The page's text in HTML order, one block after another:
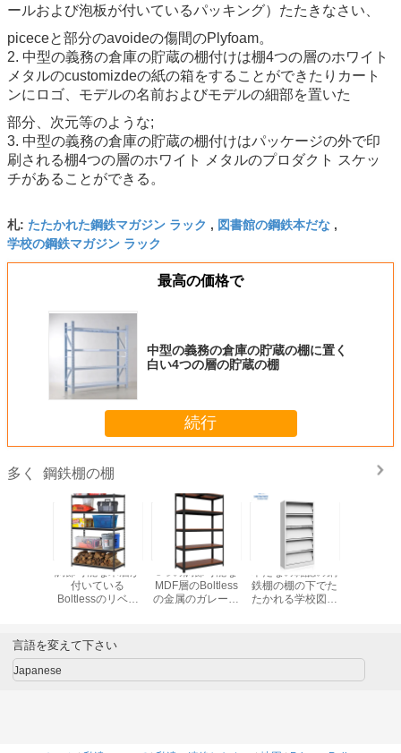
ールおよび泡板が付いているパッキング）たたきなさい、
piceceと部分のavoideの傷間のPlyfoam。
2. 中型の義務の倉庫の貯蔵の棚付けは棚4つの層のホワイト
メタルのcustomizdeの紙の箱をすることができたりカート
ンにロゴ、モデルの名前およびモデルの細部を置いた
部分、次元等のような;
3. 中型の義務の倉庫の貯蔵の棚付けはパッケージの外で印
刷される棚4つの層のホワイト メタルのプロダクト スケッ
チがあることができる。
札: たたかれた鋼鉄マガジン ラック , 図書館の鋼鉄本だな ,
学校の鋼鉄マガジン ラック
最高の価格で
中型の義務の倉庫の貯蔵の棚に置く
白い4つの層の貯蔵の棚
続行
多く 鋼鉄棚の棚
調節可能な木層が
付いている
Boltlessのリベッ
5つの調節可能な
MDF層のBoltless
の金属のガレージ
本だなの雑誌の鋼
鉄棚の棚の下でた
たかれる学校図書
言語を変えて下さい
Japanese